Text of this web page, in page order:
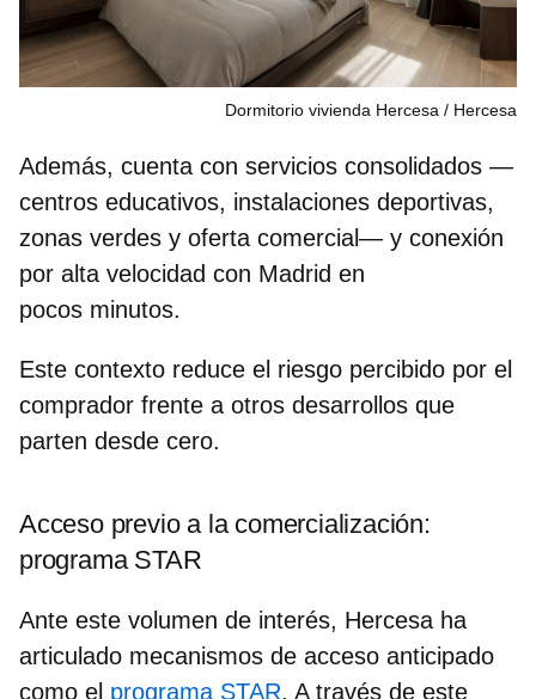
Dormitorio vivienda Hercesa Hercesa
Además, cuenta con servicios consolidados —
centros educativos, instalaciones deportivas,
zonas verdes y oferta comercial— y conexión
por alta velocidad con Madrid en
pocos minutos.
Este contexto reduce el riesgo percibido por el
comprador frente a otros desarrollos que
parten desde cero.
Acceso previo a la comercialización:
programa STAR
Ante este volumen de interés, Hercesa ha
articulado mecanismos de acceso anticipado
como el programa STAR. A través de este